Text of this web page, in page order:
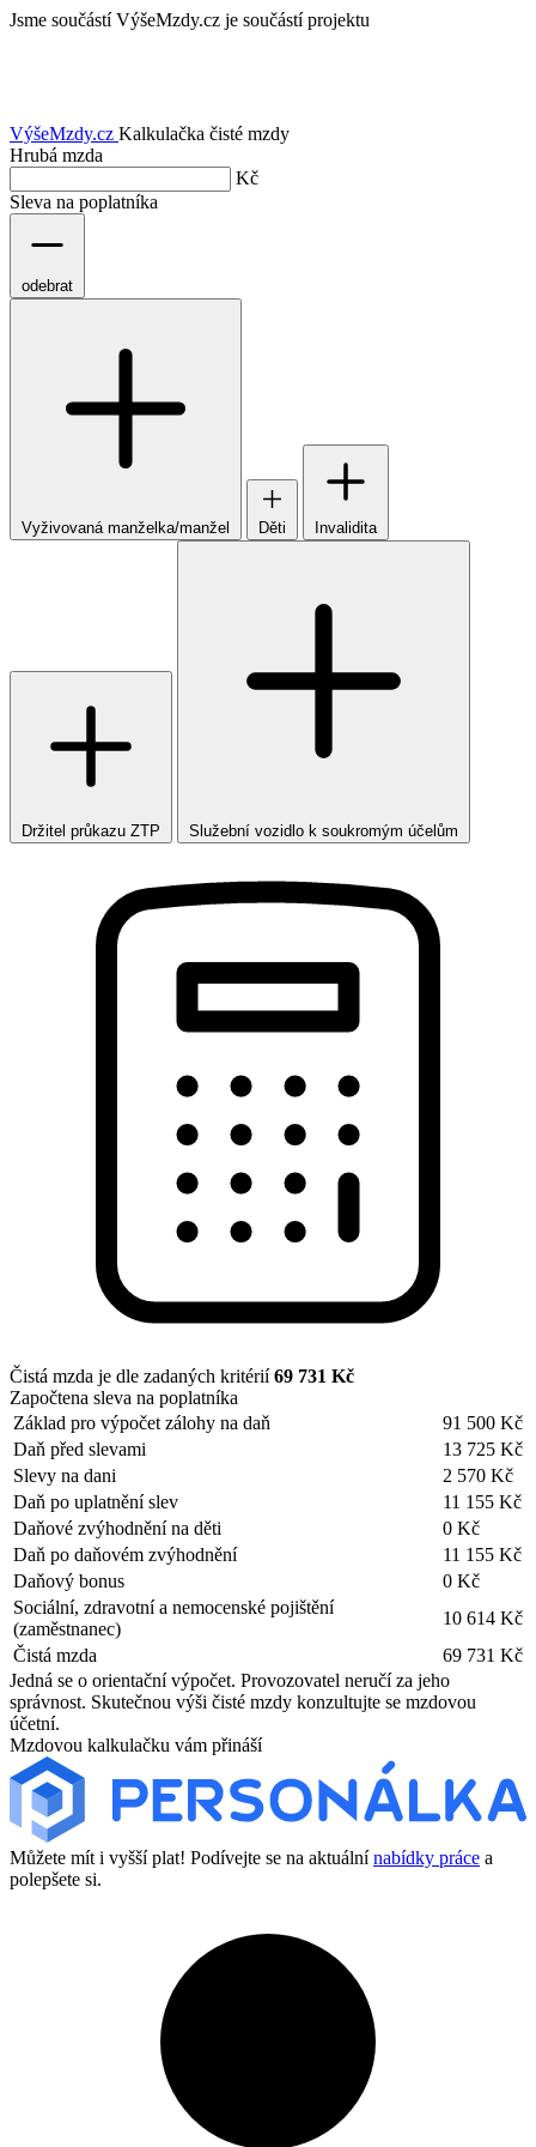
Jsme součástí VýšeMzdy.cz je součástí projektu
VýšeMzdy.cz Kalkulačka čisté mzdy
Hrubá mzda
Kč
Sleva na poplatníka
odebrat
Vyživovaná manželka/manžel Děti Invalidita
Držitel průkazu ZTP Služební vozidlo k soukromým účelům
Čistá mzda je dle zadaných kritérií69 731 Kč
Započtena sleva na poplatníka
Základ pro výpočet zálohy na daň
91 500 Kč
Daň před slevami
13 725 Kč
Slevy na dani
2 570 Kč
Daň po uplatnění slev
11 155 Kč
Daňové zvýhodnění na děti
0 Kč
Daň po daňovém zvýhodnění
11 155 Kč
Daňový bonus
0 Kč
Sociální, zdravotní a nemocenské pojištění
(zaměstnanec)
10 614 Kč
Čistá mzda
69 731 Kč
Jedná se o orientační výpočet. Provozovatel neručí za jeho
správnost. Skutečnou výši čisté mzdy konzultujte se mzdovou
účetní.
Mzdovou kalkulačku vám přináší
Můžete mít i vyšší plat! Podívejte se na aktuálnínabídky práce a
polepšete si.